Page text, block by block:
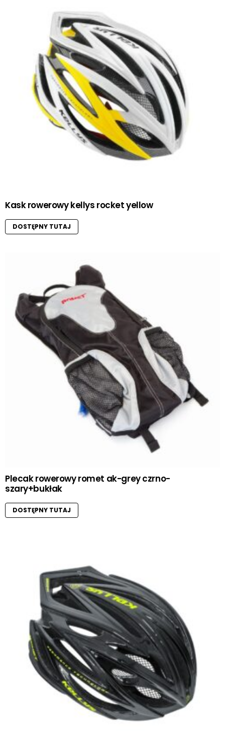
Kask rowerowy kellys rocket yellow
DOSTĘPNY TUTAJ
Plecak rowerowy romet ak-grey czrno-
szary+bukłak
DOSTĘPNY TUTAJ